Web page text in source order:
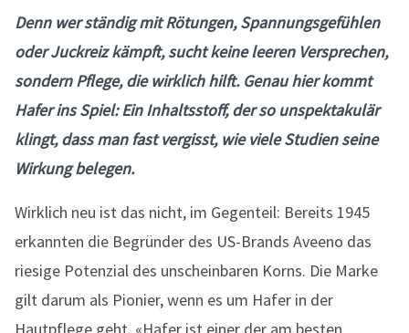
Denn wer ständig mit Rötungen, Spannungsgefühlen
oder Juckreiz kämpft, sucht keine leeren Versprechen,
sondern Pflege, die wirklich hilft. Genau hier kommt
Hafer ins Spiel: Ein Inhaltsstoff, der so unspektakulär
klingt, dass man fast vergisst, wie viele Studien seine
Wirkung belegen.
Wirklich neu ist das nicht, im Gegenteil: Bereits 1945
erkannten die Begründer des US-Brands Aveeno das
riesige Potenzial des unscheinbaren Korns. Die Marke
gilt darum als Pionier, wenn es um Hafer in der